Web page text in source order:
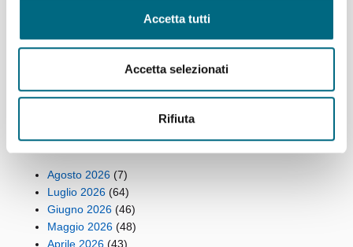
Accetta tutti
Accetta selezionati
Rifiuta
Linea 825 – Da giovedì 6 agosto servizio regolare
sospensione del servizio per manutenzione
straordinaria del verde
Agosto 2026 (7)
Luglio 2026 (64)
Giugno 2026 (46)
Maggio 2026 (48)
Aprile 2026 (43)